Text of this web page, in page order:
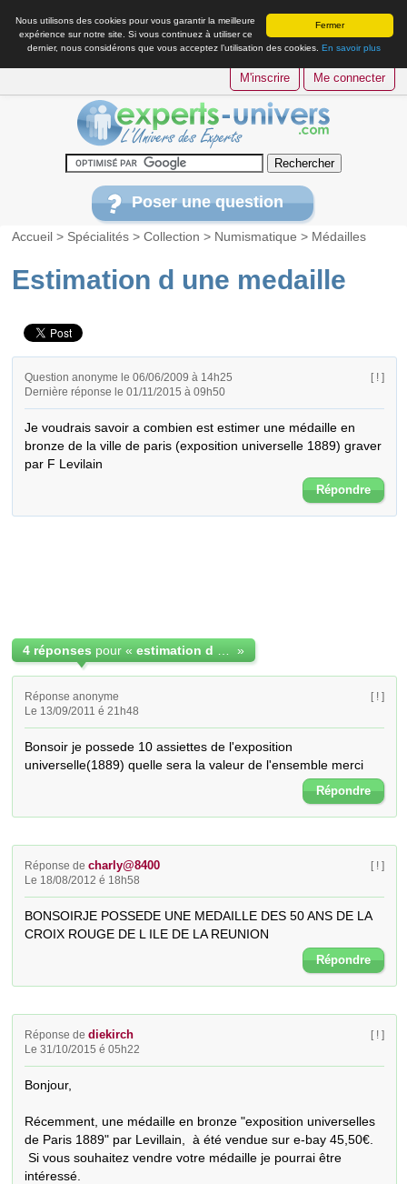
Fermer
Nous utilisons des cookies pour vous garantir la meilleure
expérience sur notre site. Si vous continuez à utiliser ce
dernier, nous considérons que vous acceptez l’utilisation des cookies. En savoir plus
M'inscrire Me connecter
Poser une question
Accueil > Spécialités >Collection > Numismatique > Médailles
Estimation d une medaille
Question anonyme le 06/06/2009 à 14h25
Dernière réponse le 01/11/2015 à 09h50
[ ! ]
Je voudrais savoir a combien est estimer une médaille en
bronze de la ville de paris (exposition universelle 1889) graver
par F Levilain
Répondre
4 réponses pour « »
Réponse anonyme
Le 13/09/2011 é 21h48
[ ! ]
Bonsoir je possede 10 assiettes de l'exposition
universelle(1889) quelle sera la valeur de l'ensemble merci
Répondre
Réponse decharly@8400
Le 18/08/2012 é 18h58
[ ! ]
BONSOIRJE POSSEDE UNE MEDAILLE DES 50 ANS DE LA
CROIX ROUGE DE L ILE DE LA REUNION
Répondre
Réponse dediekirch
Le 31/10/2015 é 05h22
[ ! ]
Bonjour,
Récemment, une médaille en bronze "exposition universelles
de Paris 1889" par Levillain,  à été vendue sur e-bay 45,50€.
Si vous souhaitez vendre votre médaille je pourrai être
intéressé.